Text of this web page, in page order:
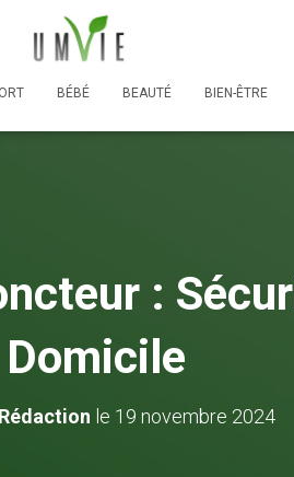
BÉBÉ BEAUTÉ BIEN-ÊTRE
:
Domicile
le 19 novembre 2024